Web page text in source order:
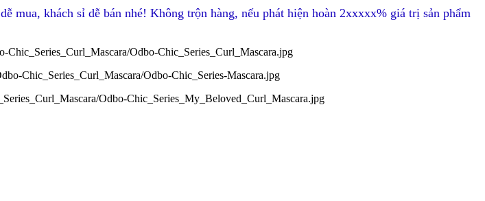
mua, khách sỉ dễ bán nhé! Không trộn hàng, nếu phát hiện hoàn 2xxxxx% giá trị sản phẩm